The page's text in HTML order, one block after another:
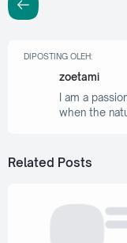
DIPOSTING OLEH:
zoetami
I am a
when the
Related Posts